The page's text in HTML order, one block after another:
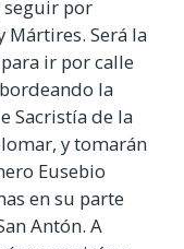
seguir por
Mártires. Será la
ir por calle
la
Sacristía de la
y tomarán
Eusebio
en su parte
Antón. A